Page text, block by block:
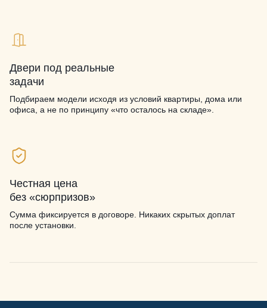
Двери под реальные
задачи
Подбираем модели исходя из условий квартиры, дома или
офиса, а не по принципу «что осталось на складе».
Честная цена
без «сюрпризов»
Сумма фиксируется в договоре. Никаких скрытых доплат
после установки.